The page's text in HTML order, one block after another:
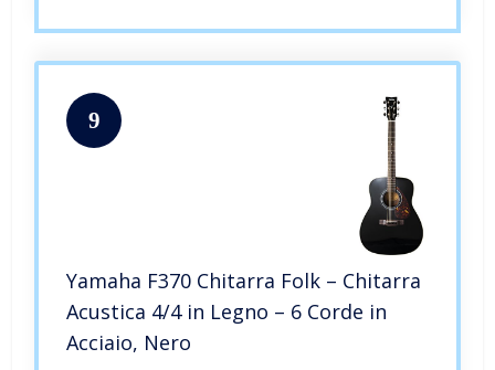
9
Yamaha F370 Chitarra Folk – Chitarra
Acustica 4/4 in Legno – 6 Corde in
Acciaio, Nero